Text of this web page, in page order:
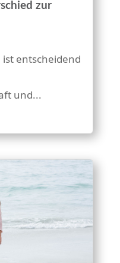
zur
entscheidend
und...